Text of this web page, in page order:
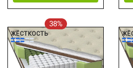
38%
ЖЁСТКОСТЬ